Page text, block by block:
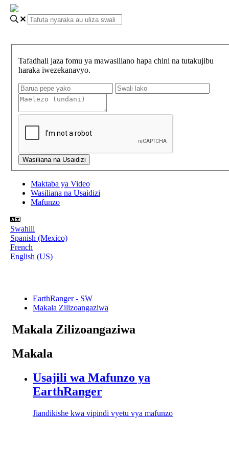
Tafadhali jaza fomu ya mawasiliano hapa chini na tutakujibu
haraka iwezekanavyo.
Maktaba ya Video
Wasiliana na Usaidizi
Mafunzo
Swahili
Spanish (Mexico)
French
English (US)
EarthRanger - SW
Makala Zilizoangaziwa
Makala Zilizoangaziwa
Makala
Usajili wa Mafunzo ya
EarthRanger
Jiandikishe kwa vipindi vyetu vya mafunzo